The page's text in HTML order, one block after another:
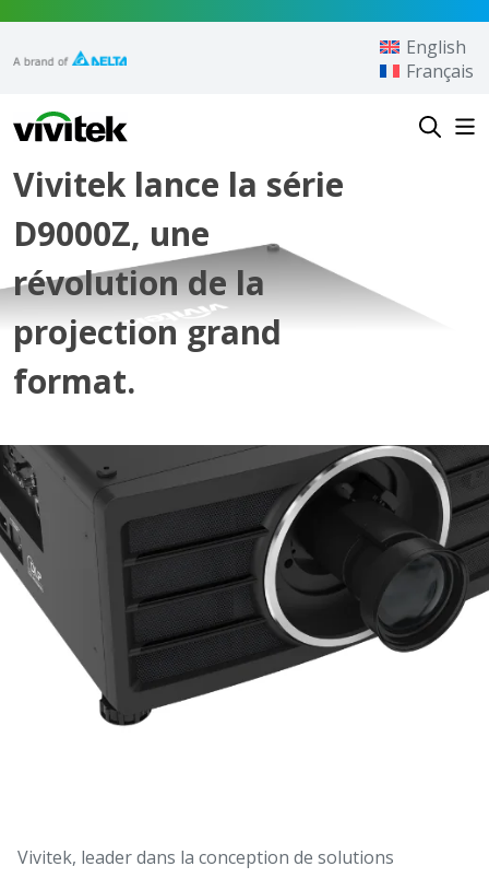
Vivitek
English
Français
Vivitek lance la série
D9000Z, une
révolution de la
projection grand
format.
Vivitek, leader dans la conception de solutions